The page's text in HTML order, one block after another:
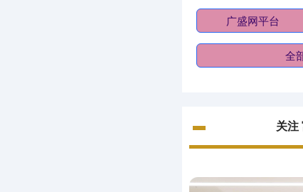
广盛网平台
全
关注